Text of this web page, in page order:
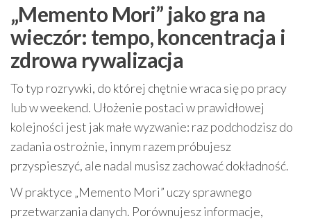
„Memento Mori” jako gra na
wieczór: tempo, koncentracja i
zdrowa rywalizacja
To typ rozrywki, do której chętnie wraca się po pracy
lub w weekend. Ułożenie postaci w prawidłowej
kolejności jest jak małe wyzwanie: raz podchodzisz do
zadania ostrożnie, innym razem próbujesz
przyspieszyć, ale nadal musisz zachować dokładność.
W praktyce „Memento Mori” uczy sprawnego
przetwarzania danych. Porównujesz informacje,